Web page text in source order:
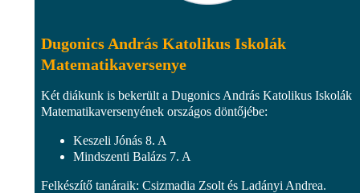
Dugonics András Katolikus Iskolák
Matematikaversenye
Két diákunk is bekerült a Dugonics András Katolikus Iskolák
Matematikaversenyének országos döntőjébe:
Keszeli Jónás 8. A
Mindszenti Balázs 7. A
Felkészítő tanáraik: Csizmadia Zsolt és Ladányi Andrea.